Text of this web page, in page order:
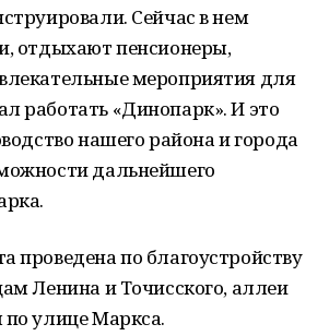
Сейчас в нем
отдыхают пенсионеры,
мероприятия для
работать «Динопарк». И это
нашего района и города
дальнейшего
проведена по благоустройству
Ленина и Точисского, аллеи
улице Маркса.